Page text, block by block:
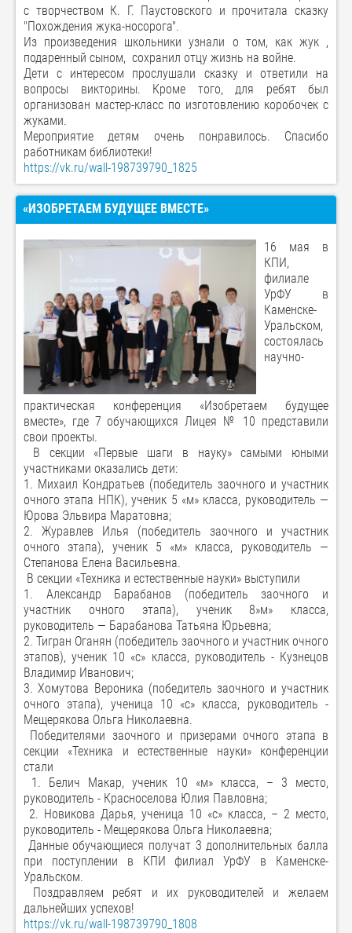
с творчеством К. Г. Паустовского и прочитала сказку
"Похождения жука-носорога".
Из произведения школьники узнали о том, как жук ,
подаренный сыном, сохранил отцу жизнь на войне.
Дети с интересом прослушали сказку и ответили на
вопросы викторины. Кроме того, для ребят был
организован мастер-класс по изготовлению коробочек с
жуками.
Мероприятие детям очень понравилось. Спасибо
работникам библиотеки!
https://vk.ru/wall-198739790_1825
«ИЗОБРЕТАЕМ БУДУЩЕЕ ВМЕСТЕ»
16 мая в
КПИ,
филиале
УрФУ в
Каменске-
Уральском,
состоялась
научно-
практическая конференция «Изобретаем будущее
вместе», где 7 обучающихся Лицея № 10 представили
свои проекты.
В секции «Первые шаги в науку» самыми юными
участниками оказались дети:
1. Михаил Кондратьев (победитель заочного и участник
очного этапа НПК), ученик 5 «м» класса, руководитель —
Юрова Эльвира Маратовна;
2. Журавлев Илья (победитель заочного и участник
очного этапа), ученик 5 «м» класса, руководитель —
Степанова Елена Васильевна.
В секции «Техника и естественные науки» выступили
1. Александр Барабанов (победитель заочного и
участник очного этапа), ученик 8»м» класса,
руководитель — Барабанова Татьяна Юрьевна;
2. Тигран Оганян (победитель заочного и участник очного
этапов), ученик 10 «с» класса, руководитель - Кузнецов
Владимир Иванович;
3. Хомутова Вероника (победитель заочного и участник
очного этапа), ученица 10 «с» класса, руководитель -
Мещерякова Ольга Николаевна.
Победителями заочного и призерами очного этапа в
секции «Техника и естественные науки» конференции
стали
1. Белич Макар, ученик 10 «м» класса, – 3 место,
руководитель - Красноселова Юлия Павловна;
2. Новикова Дарья, ученица 10 «с» класса, – 2 место,
руководитель - Мещерякова Ольга Николаевна;
Данные обучающиеся получат 3 дополнительных балла
при поступлении в КПИ филиал УрФУ в Каменске-
Уральском.
Поздравляем ребят и их руководителей и желаем
дальнейших успехов!
https://vk.ru/wall-198739790_1808